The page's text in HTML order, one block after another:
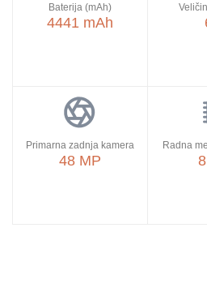
Baterija (mAh)
4441 mAh
Primarna zadnja kamera
48 MP
Radna